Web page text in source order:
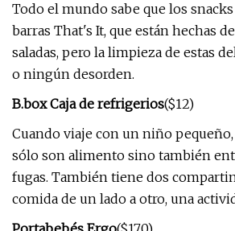
Todo el mundo sabe que los
barras That's It, que están hechas
saladas, pero la limpieza de estas
o ningún desorden.
B.box Caja de refrigerios($12)
Cuando viaje con un niño
sólo son alimento sino también
fugas. También tiene dos
comida de un lado a otro, una